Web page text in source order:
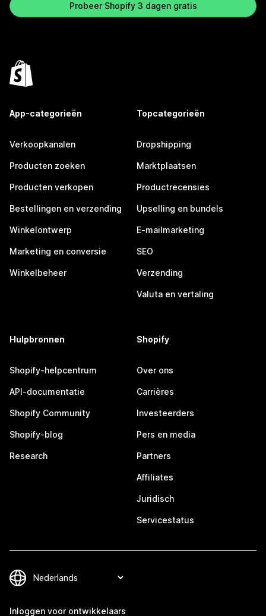
Probeer Shopify 3 dagen gratis
App-categorieën
Verkoopkanalen
Producten zoeken
Producten verkopen
Bestellingen en verzending
Winkelontwerp
Marketing en conversie
Winkelbeheer
Topcategorieën
Dropshipping
Marktplaatsen
Productrecensies
Upselling en bundels
E-mailmarketing
SEO
Verzending
Valuta en vertaling
Hulpbronnen
Shopify-helpcentrum
API-documentatie
Shopify Community
Shopify-blog
Research
Shopify
Over ons
Carrières
Investeerders
Pers en media
Partners
Affiliates
Juridisch
Servicestatus
Inloggen voor ontwikkelaars